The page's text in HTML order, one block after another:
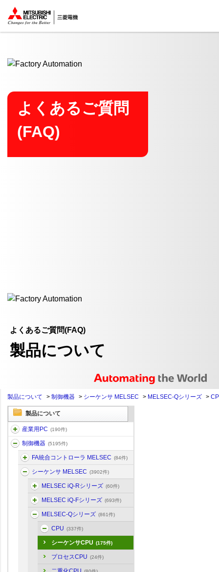
ここから本文
よくあるご質問
(FAQ)
よくあるご質問(FAQ)
製品について
製品について > 制御機器 > シーケンサ MELSEC > MELSEC-Qシリーズ >
製品について
産業用PC (190件)
制御機器 (5195件)
FA統合コントローラ MELSEC (84件)
シーケンサ MELSEC (3902件)
MELSEC iQ-Rシリーズ (60件)
MELSEC iQ-Fシリーズ (693件)
MELSEC-Qシリーズ (861件)
CPU (337件)
シーケンサCPU (175件)
プロセスCPU (24件)